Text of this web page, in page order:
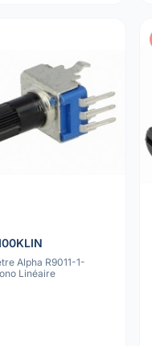
Alpha R9011-1-
Linéaire